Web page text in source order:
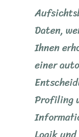
Daten,
Ihnen
einer
Profiling